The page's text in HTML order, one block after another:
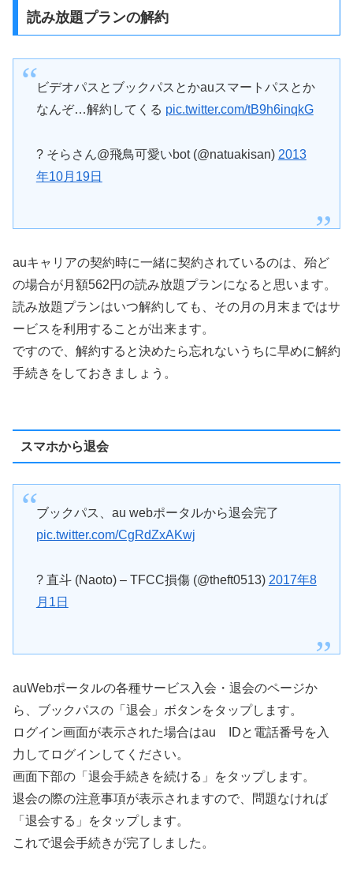
読み放題プランの解約
ビデオパスとブックパスとかauスマートパスとか
なんぞ…解約してくる pic.twitter.com/tB9h6inqkG
? そらさん@飛鳥可愛いbot (@natuakisan) 2013
年10月19日
auキャリアの契約時に一緒に契約されているのは、殆ど
の場合が月額562円の読み放題プランになると思います。
読み放題プランはいつ解約しても、その月の月末まではサ
ービスを利用することが出来ます。
ですので、解約すると決めたら忘れないうちに早めに解約
手続きをしておきましょう。
スマホから退会
ブックパス、au webポータルから退会完了
pic.twitter.com/CgRdZxAKwj
? 直斗 (Naoto) – TFCC損傷 (@theft0513) 2017年8
月1日
auWebポータルの各種サービス入会・退会のページか
ら、ブックパスの「退会」ボタンをタップします。
ログイン画面が表示された場合はau IDと電話番号を入
力してログインしてください。
画面下部の「退会手続きを続ける」をタップします。
退会の際の注意事項が表示されますので、問題なければ
「退会する」をタップします。
これで退会手続きが完了しました。